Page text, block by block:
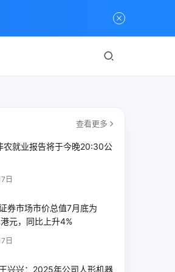
查看更多
农就业报告将于今晚20:30公
日
券市场市价总值7月底为
元，同比上升4%
日
兴兴：2025年公司人形机器